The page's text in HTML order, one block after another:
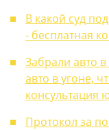
В какой суд
- бесплатная
Забрали авто
авто в угоне,
консультация
Протокол за